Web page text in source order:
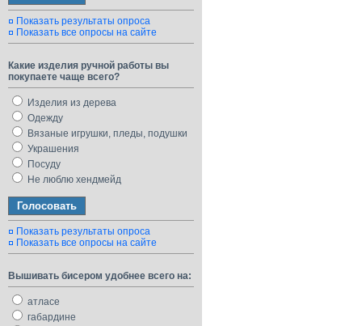
Показать результаты опроса
Показать все опросы на сайте
Какие изделия ручной работы вы
покупаете чаще всего?
Изделия из дерева
Одежду
Вязаные игрушки, пледы, подушки
Украшения
Посуду
Не люблю хендмейд
Показать результаты опроса
Показать все опросы на сайте
Вышивать бисером удобнее всего на:
атласе
габардине